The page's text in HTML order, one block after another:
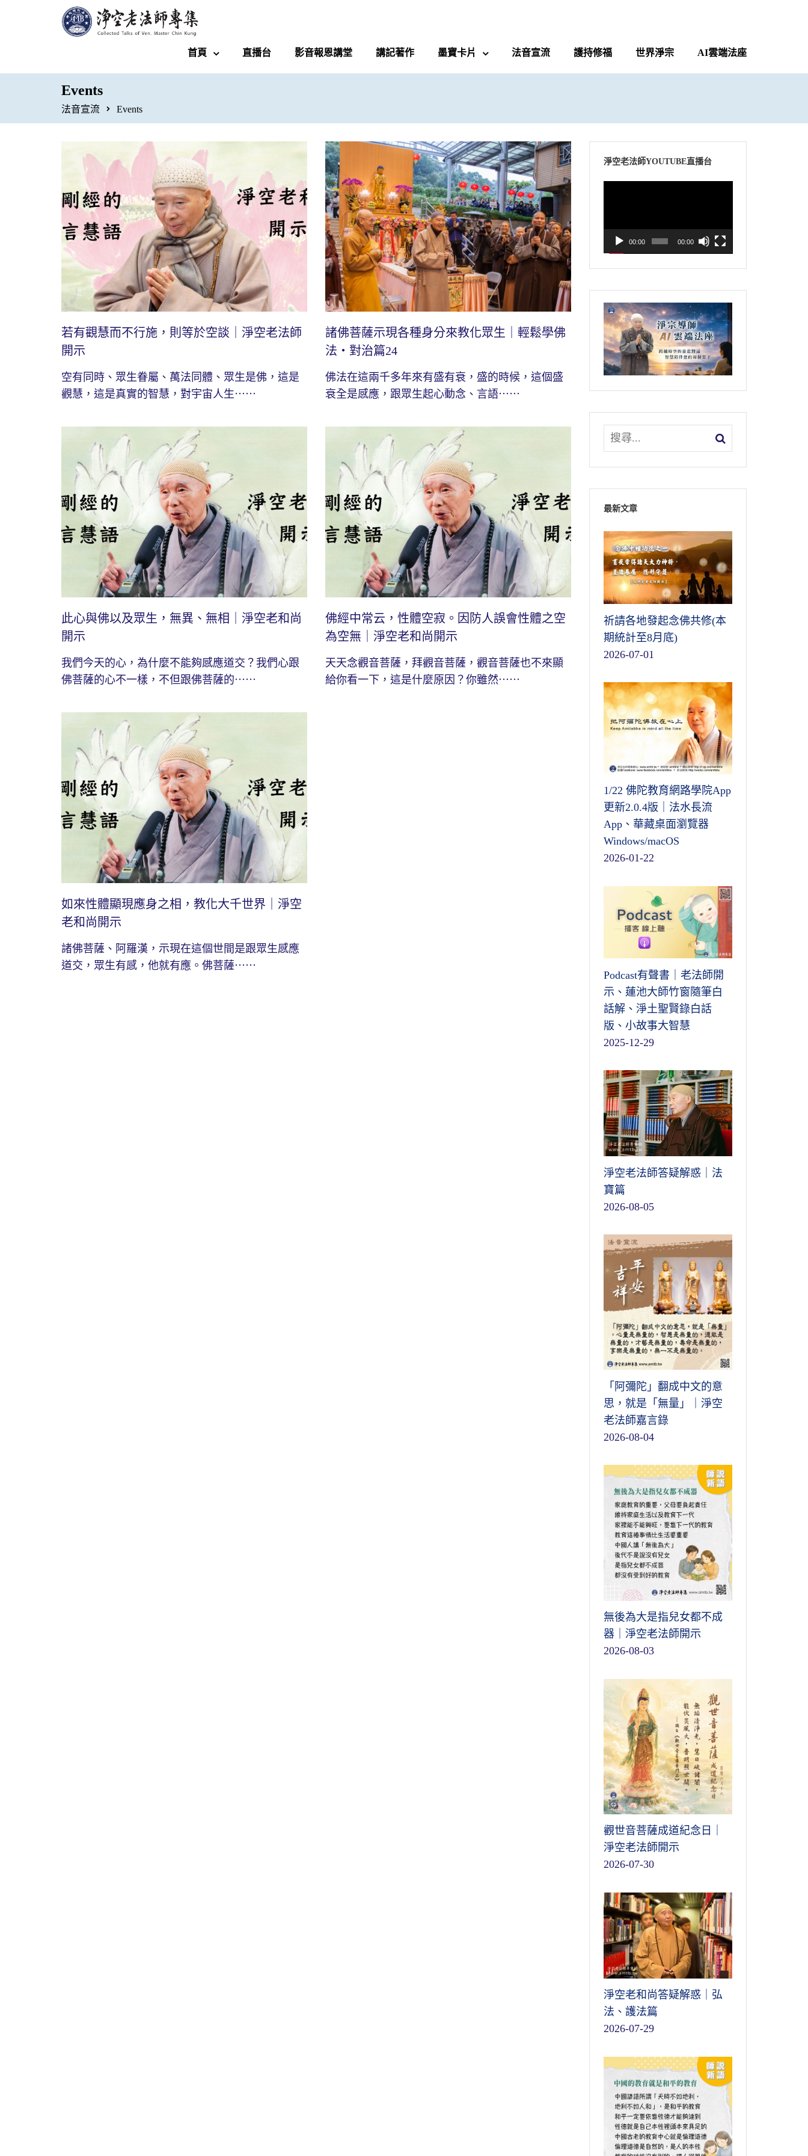
首頁 直播台 影音報恩講堂 講記著作 墨寶卡片 法音宣流 護持修福 世界淨宗 AI雲端法座
Events
法音宣流 Events
若有觀慧而不行施，則等於空談｜淨空老法師
開示
空有同時、眾生眷屬、萬法同體、眾生是佛，這是
觀慧，這是真實的智慧，對宇宙人生⋯⋯
諸佛菩薩示現各種身分來教化眾生｜輕鬆學佛
法・對治篇24
佛法在這兩千多年來有盛有衰，盛的時候，這個盛
衰全是感應，跟眾生起心動念、言語⋯⋯
此心與佛以及眾生，無異、無相｜淨空老和尚
開示
我們今天的心，為什麼不能夠感應道交？我們心跟
佛菩薩的心不一樣，不但跟佛菩薩的⋯⋯
佛經中常云，性體空寂。因防人誤會性體之空
為空無｜淨空老和尚開示
天天念觀音菩薩，拜觀音菩薩，觀音菩薩也不來顯
給你看一下，這是什麼原因？你雖然⋯⋯
如來性體顯現應身之相，教化大千世界｜淨空
老和尚開示
諸佛菩薩、阿羅漢，示現在這個世間是跟眾生感應
道交，眾生有感，他就有應。佛菩薩⋯⋯
淨空老法師YOUTUBE直播台
器
00:00 00:00
最新文章
祈請各地發起念佛共修(本
期統計至8月底)
2026-07-01
1/22 佛陀教育網路學院App
更新2.0.4版｜法水長流
App、華藏桌面瀏覽器
Windows/macOS
2026-01-22
Podcast有聲書｜老法師開
示、蓮池大師竹窗隨筆白
話解、淨土聖賢錄白話
版、小故事大智慧
2025-12-29
淨空老法師答疑解惑｜法
寶篇
2026-08-05
「阿彌陀」翻成中文的意
思，就是「無量」｜淨空
老法師嘉言錄
2026-08-04
無後為大是指兒女都不成
器｜淨空老法師開示
2026-08-03
觀世音菩薩成道紀念日｜
淨空老法師開示
2026-07-30
淨空老和尚答疑解惑｜弘
法、護法篇
2026-07-29